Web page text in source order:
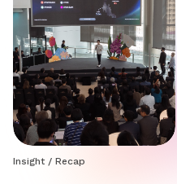
Insight / Recap